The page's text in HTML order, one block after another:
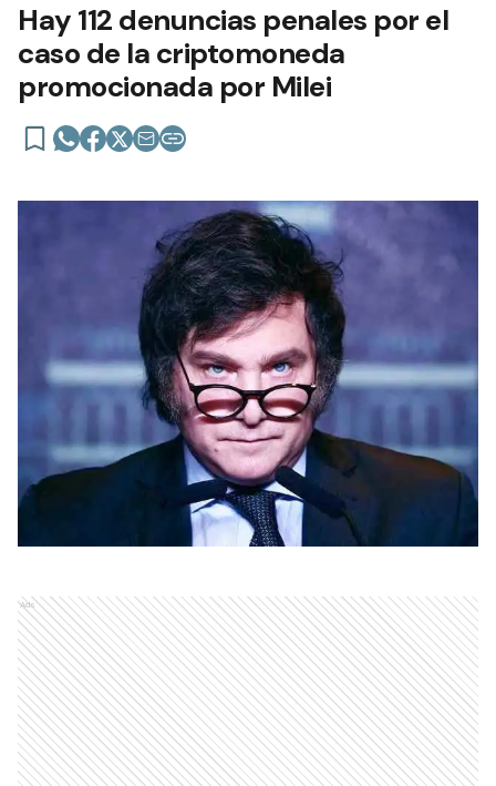
Hay 112 denuncias penales por el
caso de la criptomoneda
promocionada por Milei
Ads